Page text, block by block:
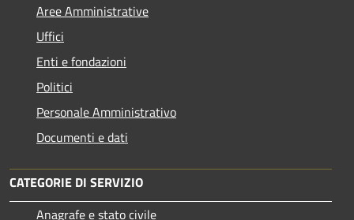
Aree Amministrative
Uffici
Enti e fondazioni
Politici
Personale Amministrativo
Documenti e dati
CATEGORIE DI SERVIZIO
Anagrafe e stato civile